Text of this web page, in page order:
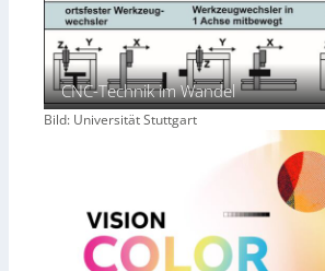
CNC-Technik im Wandel
Bild: Universität Stuttgart